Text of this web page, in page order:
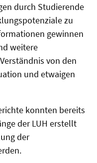
durch Studierende
zu
gewinnen
weitere
von den
und etwaigen
konnten bereits
der LUH erstellt
der